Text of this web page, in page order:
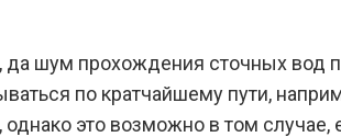
шум прохождения сточных вод
по кратчайшему пути,
это возможно в том случае,